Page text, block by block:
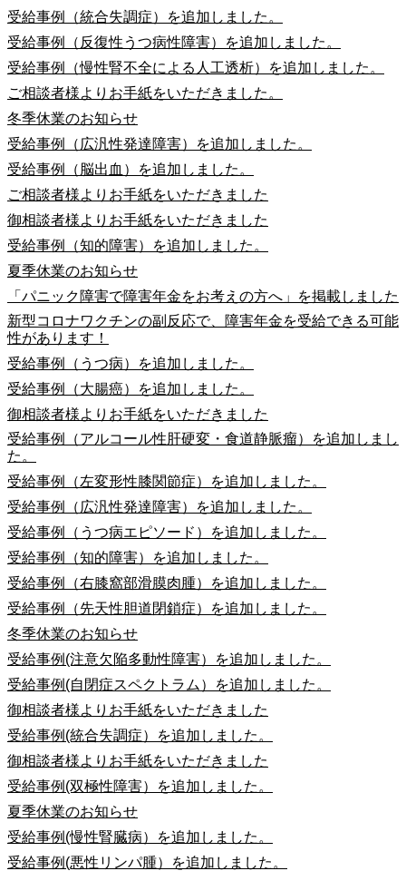
受給事例（統合失調症）を追加しました。
受給事例（反復性うつ病性障害）を追加しました。
受給事例（慢性腎不全による人工透析）を追加しました。
ご相談者様よりお手紙をいただきました。
冬季休業のお知らせ
受給事例（広汎性発達障害）を追加しました。
受給事例（脳出血）を追加しました。
ご相談者様よりお手紙をいただきました
御相談者様よりお手紙をいただきました
受給事例（知的障害）を追加しました。
夏季休業のお知らせ
「パニック障害で障害年金をお考えの方へ」を掲載しました
新型コロナワクチンの副反応で、障害年金を受給できる可能
性があります！
受給事例（うつ病）を追加しました。
受給事例（大腸癌）を追加しました。
御相談者様よりお手紙をいただきました
受給事例（アルコール性肝硬変・食道静脈瘤）を追加しまし
た。
受給事例（左変形性膝関節症）を追加しました。
受給事例（広汎性発達障害）を追加しました。
受給事例（うつ病エピソード）を追加しました。
受給事例（知的障害）を追加しました。
受給事例（右膝窩部滑膜肉腫）を追加しました。
受給事例（先天性胆道閉鎖症）を追加しました。
冬季休業のお知らせ
受給事例(注意欠陥多動性障害）を追加しました。
受給事例(自閉症スペクトラム）を追加しました。
御相談者様よりお手紙をいただきました
受給事例(統合失調症）を追加しました。
御相談者様よりお手紙をいただきました
受給事例(双極性障害）を追加しました。
夏季休業のお知らせ
受給事例(慢性腎臓病）を追加しました。
受給事例(悪性リンパ腫）を追加しました。